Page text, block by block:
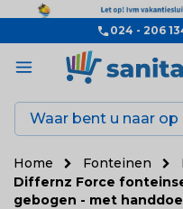
024 - 206
Home Fonteinen
Differnz Force
gebogen - met